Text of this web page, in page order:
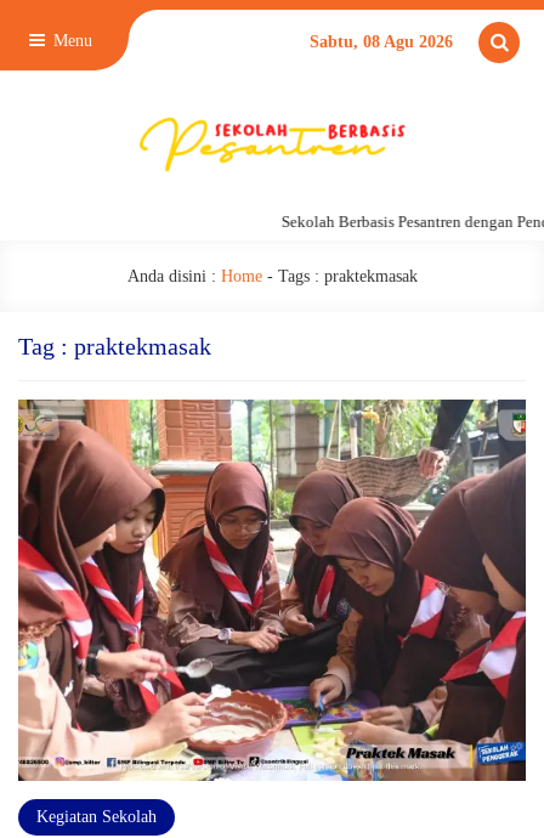
Menu Sabtu, 08 Agu 2026
Sekolah Berbasis Pesantren dengan
Anda disini : Home- Tags : praktekmasak
Tag : praktekmasak
Kegiatan Sekolah